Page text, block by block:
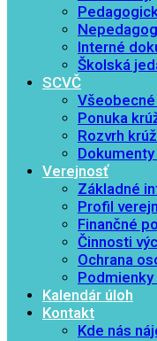
Interné
Školská
SCVČ
Ponuka
Rozvrh
Verejnosť
Základné
Profil
Finančné
Činnosti
Ochrana
Kalendár úloh
Kontakt
Kde nás